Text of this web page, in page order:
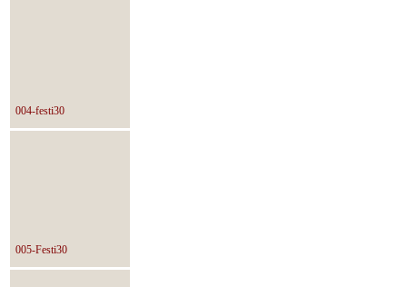
004-festi30
005-Festi30